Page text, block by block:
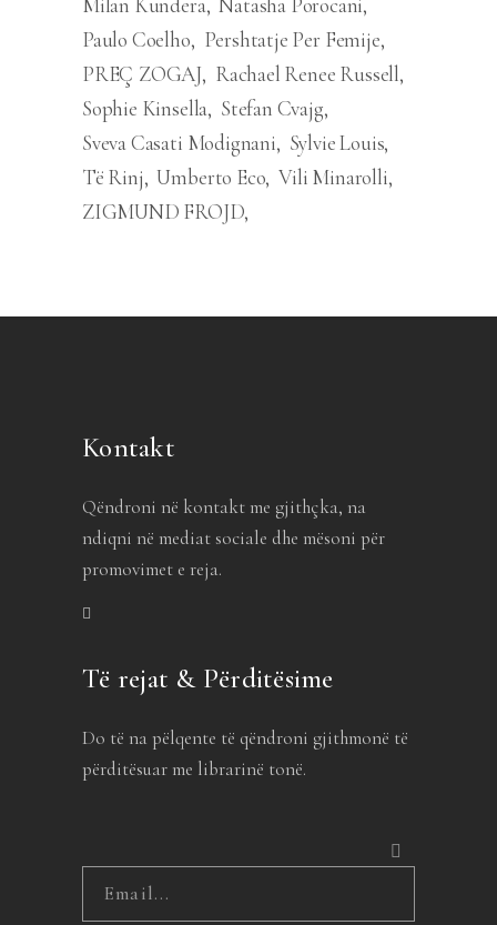
Paulo Coelho
Pershtatje Per Femije
PREÇ ZOGAJ
Rachael Renee Russell
Sophie Kinsella Stefan Cvajg
Sveva Casati Modignani
Sylvie Louis
Të Rinj Umberto Eco Vili Minarolli
ZIGMUND FROJD
Kontakt
Qëndroni në kontakt me gjithçka, na
ndiqni në mediat sociale dhe mësoni për
promovimet e reja.
Të rejat & Përditësime
Do të na pëlqente të qëndroni gjithmonë të
përditësuar me librarinë tonë.